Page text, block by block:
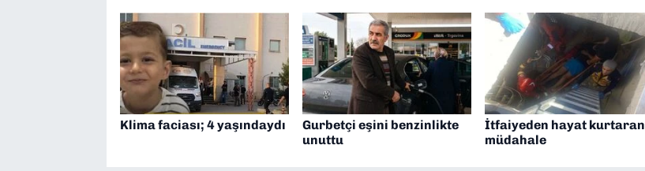
Klima faciası; 4 yaşındaydı
Gurbetçi eşini benzinlikte
unuttu
İtfaiyeden hayat kurtaran
müdahale